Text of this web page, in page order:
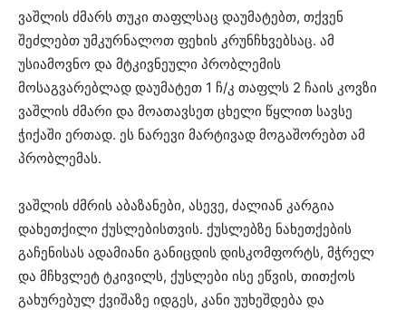
ვაშლის ძმარს თუკი თაფლსაც დაუმატებთ, თქვენ
შეძლებთ უმკურნალოთ ფეხის კრუნჩხვებსაც. ამ
უსიამოვნო და მტკივნეული პრობლემის
მოსაგვარებლად დაუმატეთ 1 ჩ/კ თაფლს 2 ჩაის კოვზი
ვაშლის ძმარი და მოათავსეთ ცხელი წყლით სავსე
ჭიქაში ერთად. ეს ნარევი მარტივად მოგაშორებთ ამ
პრობლემას.
ვაშლის ძმრის აბაზანები, ასევე, ძალიან კარგია
დახეთქილი ქუსლებისთვის. ქუსლებზე ნახეთქების
გაჩენისას ადამიანი განიცდის დისკომფორტს, მჭრელ
და მჩხვლეტ ტკივილს, ქუსლები ისე ეწვის, თითქოს
გახურებულ ქვიშაზე იდგეს, კანი უუხეშდება და